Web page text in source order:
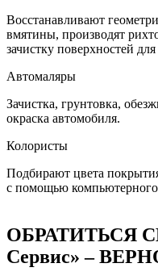
Восстанавливают
вмятины, производят
зачистку поверхностей
Автомаляры
Зачистка, грунтовка,
окраска автомобиля.
Колористы
Подбирают цвета
с помощью компьютерного
ОБРАТИТЬСЯ
Сервис» –